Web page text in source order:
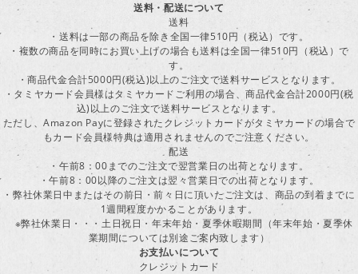
送料・配送について
送料
・送料は一部の商品を除き全国一律510円（税込）です。
・複数の商品を同時にお買い上げの場合も送料は全国一律510円（税込）で
す。
・商品代金合計5000円(税込)以上のご注文で送料サービスとなります。
・タミヤカード会員様はタミヤカードご利用の場合、商品代金合計2000円(税
込)以上のご注文で送料サービスとなります。
ただし、Amazon Payに登録されたクレジットカードがタミヤカードの場合で
もカード会員様特典は適用されませんのでご注意ください。
配送
・午前8：00までのご注文で翌営業日の出荷となります。
・午前8：00以降のご注文は翌々営業日での出荷となります。
・弊社休業日中またはその前日・前々日に頂いたご注文は、商品の到着までに
1週間程度かかることがあります。
※弊社休業日・・・土日祝日・年末年始・夏季休暇期間（年末年始・夏季休
業期間については別途ご案内致します）
お支払いについて
クレジットカード